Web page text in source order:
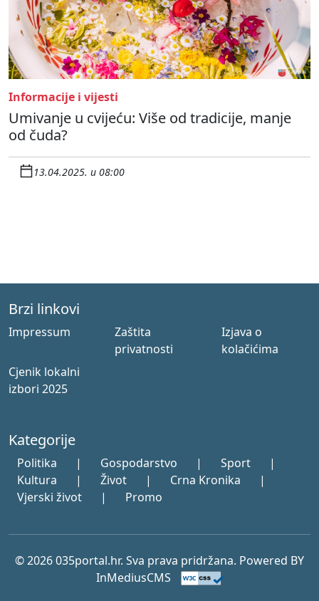
Informacije i vijesti
Umivanje u cvijeću: Više od tradicije, manje
od čuda?
13.04.2025. u 08:00
Brzi linkovi
Impressum
Zaštita
privatnosti
Izjava o
kolačićima
Cjenik lokalni
izbori 2025
Kategorije
Politika | Gospodarstvo | Sport
|
Kultura
| Život | Crna Kronika
|
Vjerski život
| Promo
© 2026 035portal.hr. Sva prava pridržana. Powered BY
InMediusCMS